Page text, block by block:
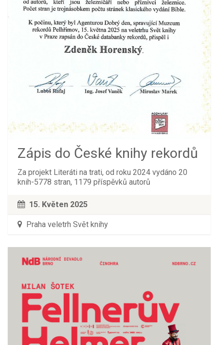
Zápis do České knihy rekordů
Za projekt Literáti na trati, od roku 2024 vydáno 20
knih-5778 stran, 1179 příspěvků autorů
15. Květen 2025
Praha veletrh Svět knihy